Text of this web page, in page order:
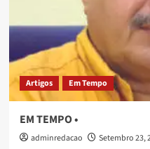
Artigos Em Tempo
EM TEMPO •
adminredacao Setembro 23,